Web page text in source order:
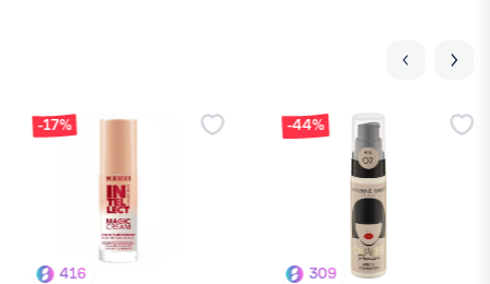
-44%
309 387